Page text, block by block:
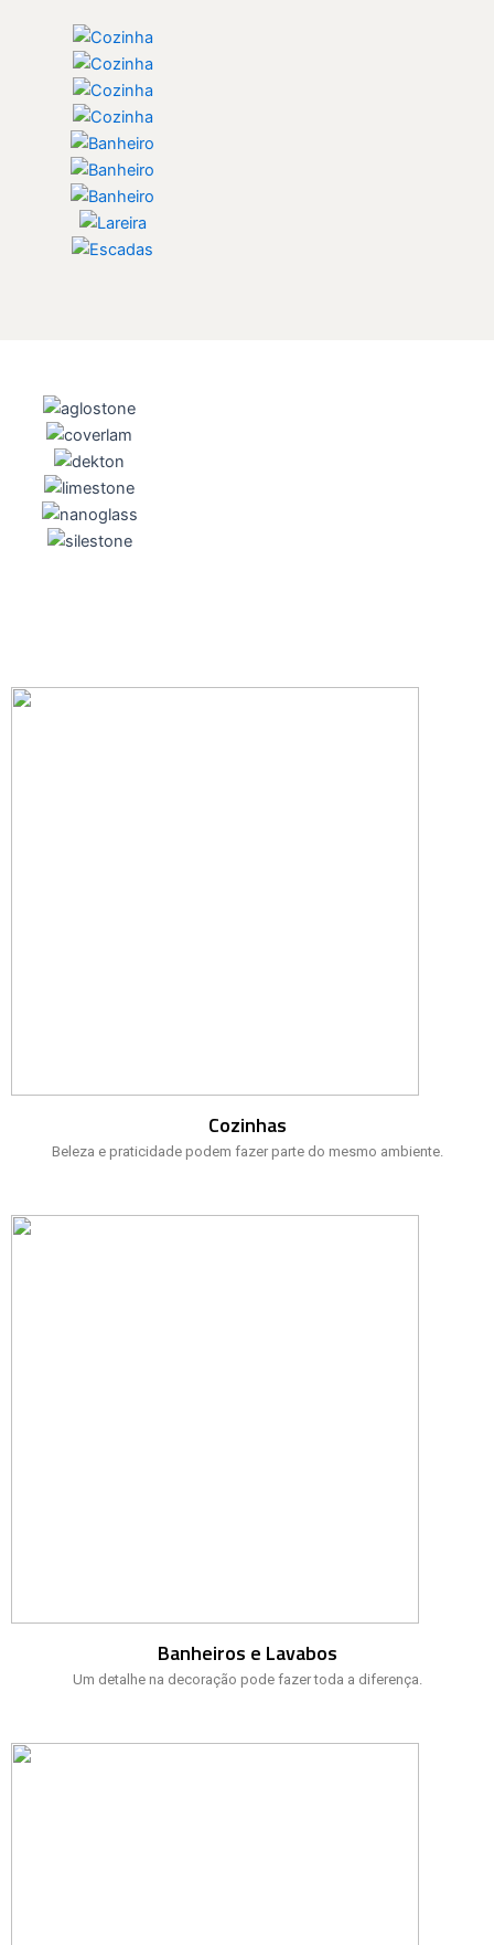
Cozinhas
Beleza e praticidade podem fazer parte do mesmo ambiente.
Banheiros e Lavabos
Um detalhe na decoração pode fazer toda a diferença.